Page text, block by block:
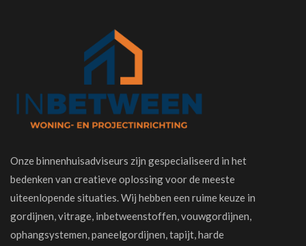
Onze binnenhuisadviseurs zijn gespecialiseerd in het
bedenken van creatieve oplossing voor de meeste
uiteenlopende situaties. Wij hebben een ruime keuze in
gordijnen, vitrage, inbetweenstoffen, vouwgordijnen,
ophangsystemen, paneelgordijnen, tapijt, harde